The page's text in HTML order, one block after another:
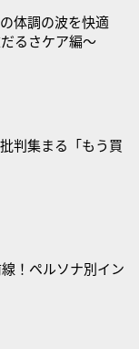
体調の波を快適
るさケア編〜
判集まる「もう買
！ペルソナ別イン